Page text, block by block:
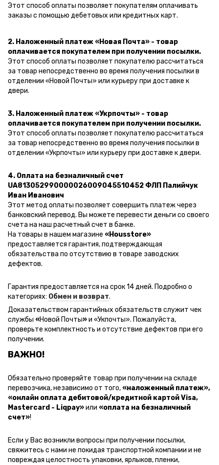
Этот способ оплаты позволяет покупателям оплачивать
заказы с помощью дебетовых или кредитных карт.
2. Наложенный платеж «Новая Почта» - товар
оплачивается покупателем при получении посылки.
Этот способ оплаты позволяет покупателю рассчитаться
за товар непосредственно во время получения посылки в
отделении «Новой Почты» или курьеру при доставке к
двери.
3. Наложенный платеж «Укрпочты» - товар
оплачивается покупателем при получении посылки.
Этот способ оплаты позволяет покупателю рассчитаться
за товар непосредственно во время получения посылки в
отделении «Укрпочты» или курьеру при доставке к двери.
4. Оплата на безналичный счет
UA813052990000026009045510452 ФЛП Палийчук
Иван Иванович
Этот метод оплаты позволяет совершить платеж через
банковский перевод. Вы можете перевести деньги со своего
счета на наш расчетный счет в банке.
На товары в нашем магазине «Housstore»
предоставляется гарантия, подтверждающая
обязательства по отсутствию в товаре заводских
дефектов.
Гарантия предоставляется на срок 14 дней. Подробно о
категориях: Обмен и возврат.
Доказательством гарантийных обязательств служит чек
службы «Новой Почты»и «Укпочты». Пожалуйста,
проверьте комплектность и отсутствие дефектов при его
получении.
ВАЖНО!
Обязательно проверяйте товар при получении на складе
перевозчика, независимо от того, «наложенный платеж»,
«онлайн оплата дебитовой/кредитной картой Visa,
Mastercard - Liqpay»или «оплата на безналичный
счет»!
Если у Вас возникли вопросы при получении посылки,
свяжитесь с нами не покидая транспортной компании и не
повреждая целостность упаковки, ярлыков, пленки,